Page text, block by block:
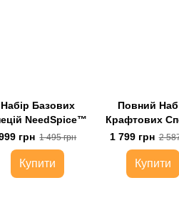
Набір Базових
NeedSpice™
грн 1 495 грн
Купити
Повний
Крафтових
1 799 грн 2
Купити